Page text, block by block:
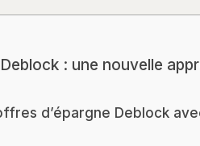
: une nouvelle
d’épargne Deblock